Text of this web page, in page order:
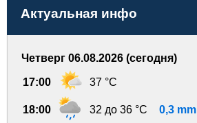
Актуальная инфо
Четверг 06.08.2026 (сегодня)
17:00 37 °C
18:00 32 до 36 °C 0,3 mm